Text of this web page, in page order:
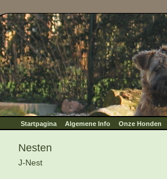
Startpagina Algemene Info Onze Honden
Nesten
J-Nest